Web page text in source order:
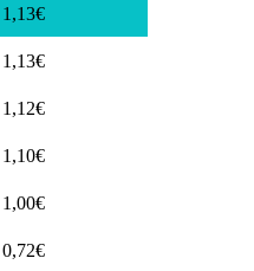
1,13€
1,13€
1,12€
1,10€
1,00€
0,72€